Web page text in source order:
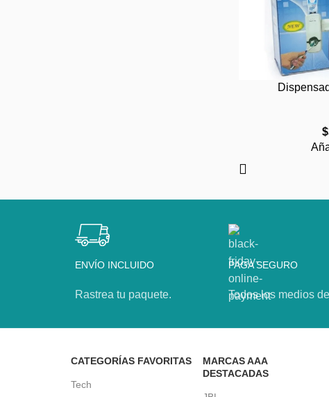
$
ENVÍO INCLUIDO
Rastrea tu paquete.
PAGA SEGURO
Todos los medios
CATEGORÍAS FAVORITAS
Tech
MARCAS AAA
DESTACADAS